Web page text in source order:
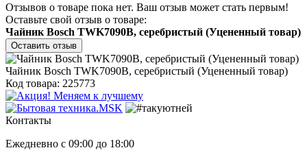
Отзывов о товаре пока нет. Ваш отзыв может стать первым!
Оставьте свой отзыв о товаре:
Чайник Bosch TWK7090B, серебристый (Уцененный товар)
Оставить отзыв
Чайник Bosch TWK7090B, серебристый (Уцененный товар)
Код товара: 225773
Контакты
Ежедневно с 09:00 до 18:00